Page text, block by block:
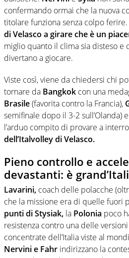
confermando ormai che la nuova
titolare funziona senza colpo ferire.
di Velasco a girare che è un
miglio quanto il clima sia disteso e
divertano a giocare.
Viste così, viene da chiedersi chi
tornare da Bangkok con una
Brasile(favorita contro la Francia),
semifinale dopo il 3-2 sull’Olanda)
l’arduo compito di provare a
dell’Italvolley di Velasco.
Pieno controllo e
devastanti: è
Lavarini, coach delle polacche
che la missione era di quelle fuori
punti diStysiak, la Polonia poco
resistenza contro una delle
concentrate dell’Italia viste al
Nervini e Fahr indirizzano la